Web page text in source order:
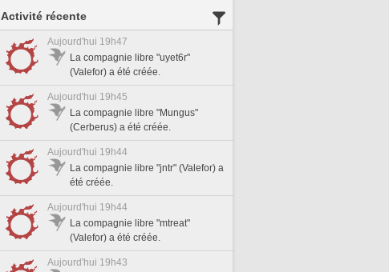
Activité récente
Aujourd'hui 19h47
La compagnie libre "uyet6r"
(Valefor) a été créée.
Aujourd'hui 19h45
La compagnie libre "Mungus"
(Cerberus) a été créée.
Aujourd'hui 19h44
La compagnie libre "jntr" (Valefor) a
été créée.
Aujourd'hui 19h44
La compagnie libre "mtreat"
(Valefor) a été créée.
Aujourd'hui 19h43